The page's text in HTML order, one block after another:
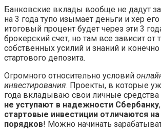
Банковские вклады вообще не дадут
на 3 года тупо изымает деньги и хер
итоговый процент будет через эти 3
брокерский счет, но там все зависит от
собственных усилий и знаний и
стартового депозита.
Огромного относительно условий
инвестирования. Проекты, в которые
года вкладываю свои личные средства
не уступают в надежности Сбербанку
стартовые инвестиции отличаются
порядков! Можно начинать